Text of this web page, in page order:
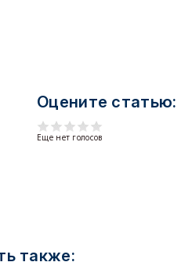
Оцените статью:
Еще нет голосов
также: